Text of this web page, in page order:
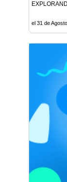
el 31 de